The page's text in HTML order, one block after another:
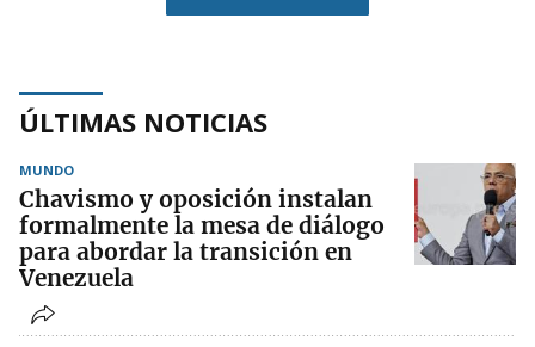
ÚLTIMAS NOTICIAS
MUNDO
Chavismo y oposición instalan
formalmente la mesa de diálogo
para abordar la transición en
Venezuela